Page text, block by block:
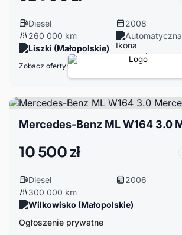
Diesel
2008
260 000 km
Automatyczna
Liszki (Małopolskie)
Zobacz oferty:
10 500 zł
Diesel
2006
300 000 km
Wilkowisko (Małopolskie)
Ogłoszenie prywatne